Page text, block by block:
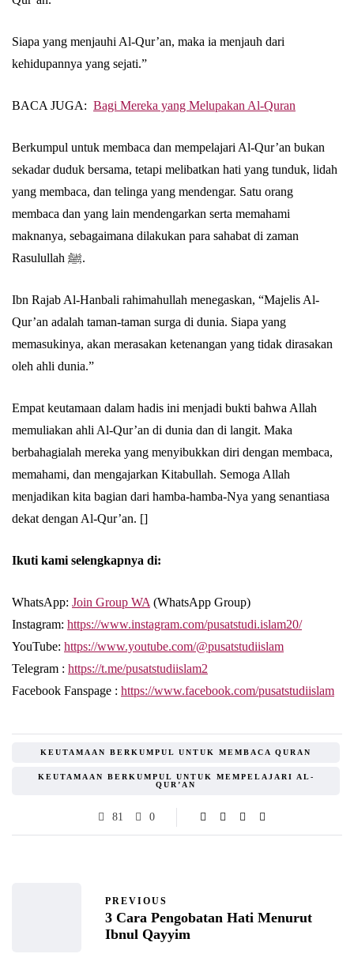
Siapa yang menjauhi Al-Qur’an, maka ia menjauh dari
kehidupannya yang sejati.”
BACA JUGA: Bagi Mereka yang Melupakan Al-Quran
Berkumpul untuk membaca dan mempelajari Al-Qur’an bukan
sekadar duduk bersama, tetapi melibatkan hati yang tunduk, lidah
yang membaca, dan telinga yang mendengar. Satu orang
membaca dan yang lain mendengarkan serta memahami
maknanya, sebagaimana dilakukan para sahabat di zaman
Rasulullah ﷺ.
Ibn Rajab Al-Hanbali rahimahullah menegaskan, “Majelis Al-
Qur’an adalah taman-taman surga di dunia. Siapa yang
memasukinya, akan merasakan ketenangan yang tidak dirasakan
oleh ahli dunia.”
Empat keutamaan dalam hadis ini menjadi bukti bahwa Allah
memuliakan ahli Al-Qur’an di dunia dan di langit. Maka
berbahagialah mereka yang menyibukkan diri dengan membaca,
memahami, dan mengajarkan Kitabullah. Semoga Allah
menjadikan kita bagian dari hamba-hamba-Nya yang senantiasa
dekat dengan Al-Qur’an. []
Ikuti kami selengkapnya di:
WhatsApp: Join Group WA (WhatsApp Group)
Instagram: https://www.instagram.com/pusatstudi.islam20/
YouTube: https://www.youtube.com/@pusatstudiislam
Telegram : https://t.me/pusatstudiislam2
Facebook Fanspage : https://www.facebook.com/pusatstudiislam
KEUTAMAAN BERKUMPUL UNTUK MEMBACA QURAN
KEUTAMAAN BERKUMPUL UNTUK MEMPELAJARI AL-
QUR’AN
81 0
PREVIOUS
3 Cara Pengobatan Hati Menurut
Ibnul Qayyim